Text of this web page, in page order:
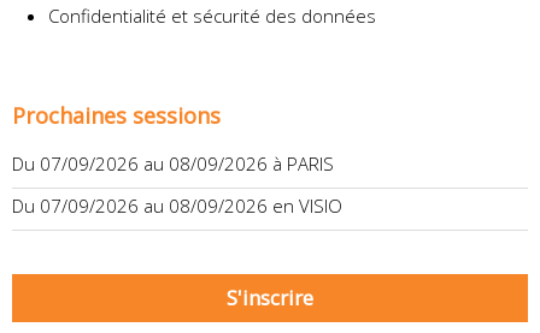
Confidentialité et sécurité des données
Prochaines sessions
Du 07/09/2026 au 08/09/2026 à PARIS
Du 07/09/2026 au 08/09/2026 en VISIO
S'inscrire